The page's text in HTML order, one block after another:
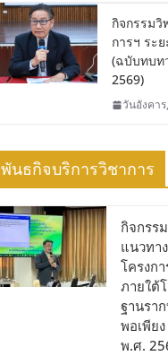
กิจกรรมวิ
การฯ ระ
(ฉบับทบท
2569)
วันอังคา
พันธกิจบริการวิชาการ
กิจกรร
แนวทา
โครงก
ภายใต้
ฐานรา
พอเพีย
พ.ศ.